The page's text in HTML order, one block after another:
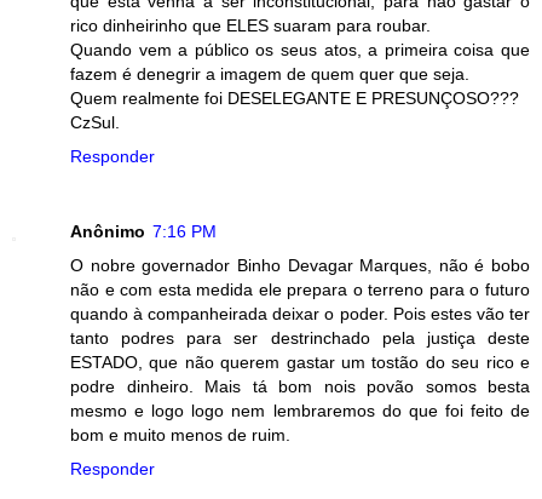
rico dinheirinho que ELES suaram para roubar.
Quando vem a público os seus atos, a primeira coisa que
fazem é denegrir a imagem de quem quer que seja.
Quem realmente foi DESELEGANTE E PRESUNÇOSO???
CzSul.
Responder
Anônimo 7:16 PM
O nobre governador Binho Devagar Marques, não é bobo
não e com esta medida ele prepara o terreno para o futuro
quando à companheirada deixar o poder. Pois estes vão ter
tanto podres para ser destrinchado pela justiça deste
ESTADO, que não querem gastar um tostão do seu rico e
podre dinheiro. Mais tá bom nois povão somos besta
mesmo e logo logo nem lembraremos do que foi feito de
bom e muito menos de ruim.
Responder